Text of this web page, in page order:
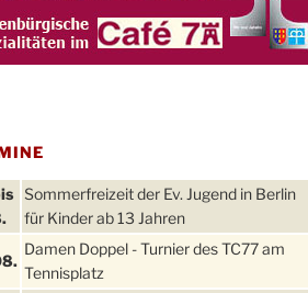
Sommerfreizeit der Ev. Jugend in Berlin
für Kinder ab 13 Jahren
Damen Doppel - Turnier des TC77 am
Tennisplatz